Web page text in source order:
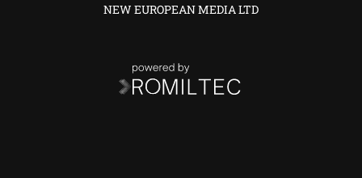
NEW EUROPEAN MEDIA LTD